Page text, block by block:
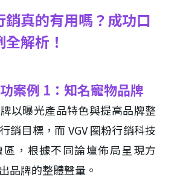
銷真的有用嗎？成功口
解析！
案例 1：知名寵物品牌
以曝光產品特色與提高品牌整
銷目標，而 VGV 圈粉行銷科技
，根據不同論壇佈局呈現方
品牌的整體聲量。